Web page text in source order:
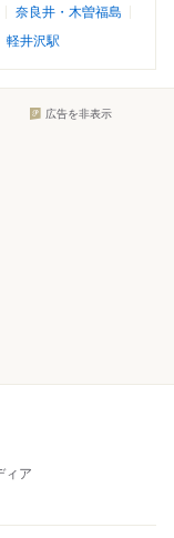
奈良井・木曽福島
軽井沢駅
広告を非表示
ィア